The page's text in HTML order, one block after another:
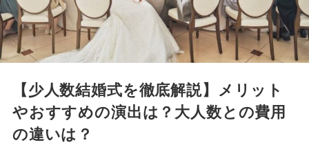
【少人数結婚式を徹底解説】メリット
やおすすめの演出は？大人数との費用
の違いは？